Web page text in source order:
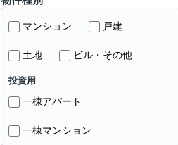
マンション 戸建
土地 ビル・その他
投資用
一棟アパート
一棟マンション